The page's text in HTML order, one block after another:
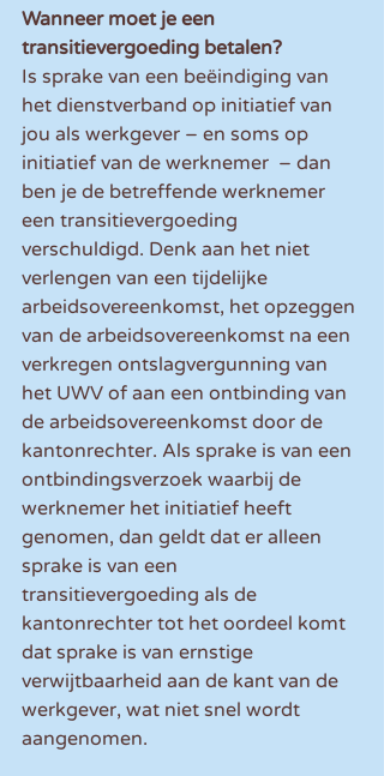
Wanneer moet je een
transitievergoeding betalen?
Is sprake van een beëindiging van
het dienstverband op initiatief van
jou als werkgever – en soms op
initiatief van de werknemer  – dan
ben je de betreffende werknemer
een transitievergoeding
verschuldigd. Denk aan het niet
verlengen van een tijdelijke
arbeidsovereenkomst, het opzeggen
van de arbeidsovereenkomst na een
verkregen ontslagvergunning van
het UWV of aan een ontbinding van
de arbeidsovereenkomst door de
kantonrechter. Als sprake is van een
ontbindingsverzoek waarbij de
werknemer het initiatief heeft
genomen, dan geldt dat er alleen
sprake is van een
transitievergoeding als de
kantonrechter tot het oordeel komt
dat sprake is van ernstige
verwijtbaarheid aan de kant van de
werkgever, wat niet snel wordt
aangenomen.